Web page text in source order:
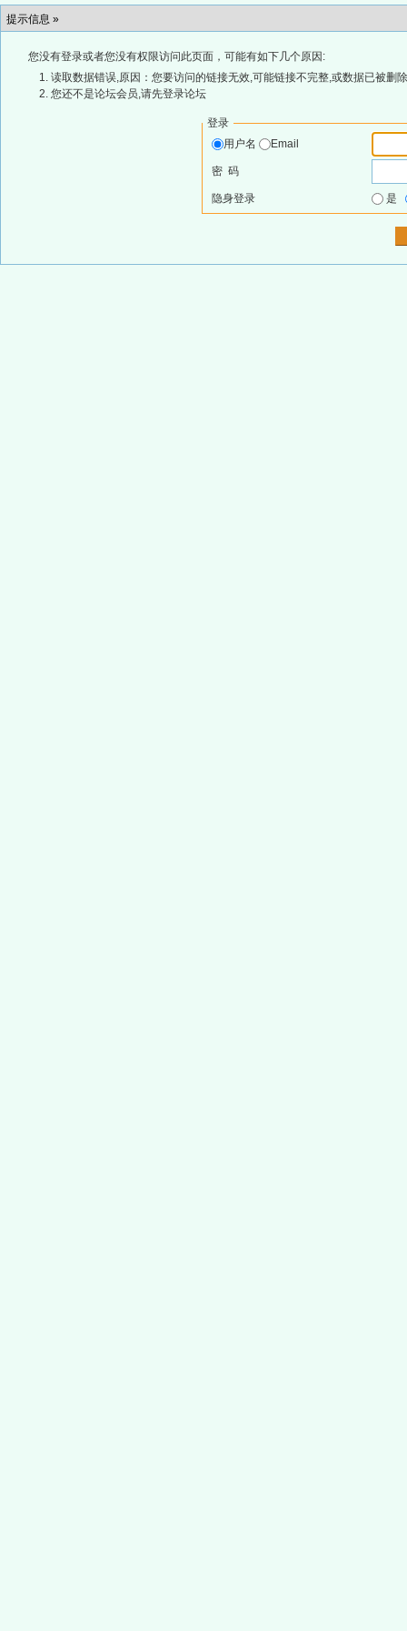
提示信息 »
您没有登录或者您没有权限访问此页面，可能有如下几个原因:
读取数据错误,原因：您要访问的链接无效,可能链接不完整,或数据已被删
您还不是论坛会员,请先登录论坛
登录
用户名
Email
密 码
隐身登录 是